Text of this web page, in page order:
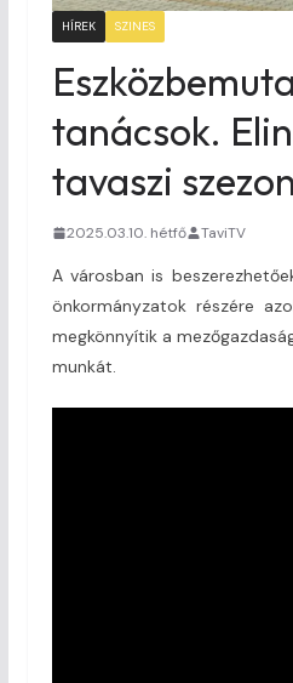
HÍREK SZINES
tanácsok.
tavaszi
2025.03.10. hétfő TaviTV
A városban is
önkormányzatok részére
megkönnyítik a
munkát.